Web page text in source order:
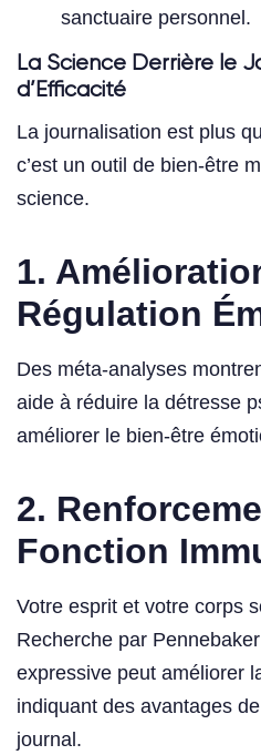
sanctuaire personnel.
La Science Derrière le
d’Efficacité
La journalisation est plus
c’est un outil de bien-être
science.
1.
Régulation
Des méta-analyses
aide à réduire la détresse
améliorer le bien-être
2.
Fonction
Votre esprit et votre corps
Recherche par
expressive peut améliorer
indiquant des avantages
journal.